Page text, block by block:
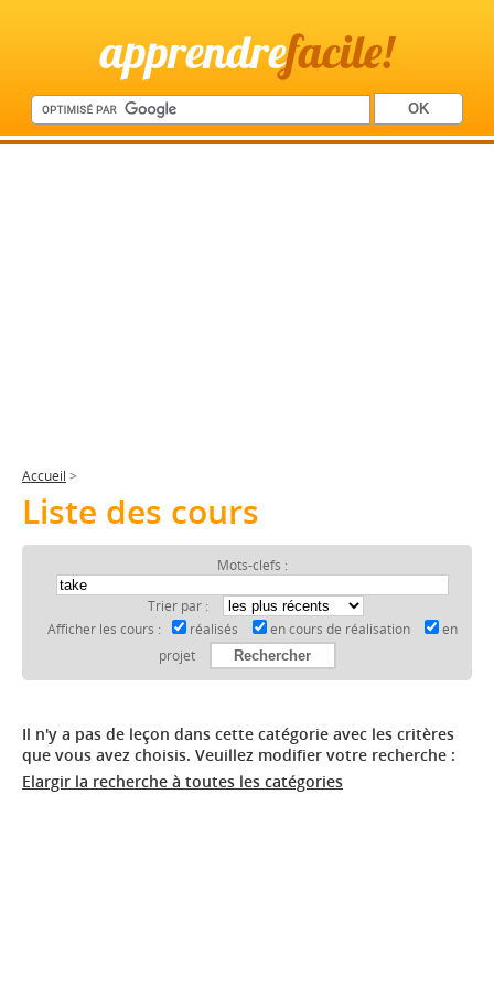
apprendrefacile!
Accueil >
Liste des cours
Mots-clefs :
Trier par :
Afficher les cours :
réalisés en cours de réalisation
en
projet
Il n'y a pas de leçon dans cette catégorie avec les critères
que vous avez choisis. Veuillez modifier votre recherche :
Elargir la recherche à toutes les catégories